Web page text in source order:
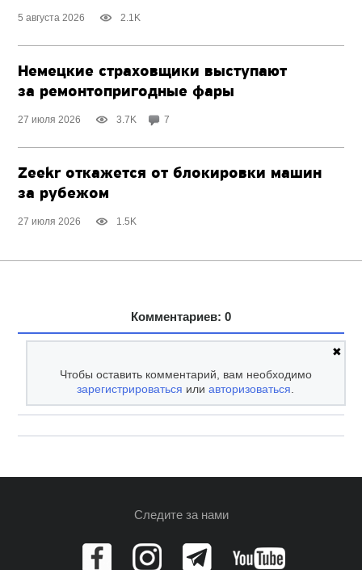
5 августа 2026 2.1K
Немецкие страховщики выступают
за ремонтопригодные фары
27 июля 2026 3.7K 7
Zeekr откажется от блокировки машин
за рубежом
27 июля 2026 1.5K
Комментариев: 0
✖
Чтобы оставить комментарий, вам необходимо
зарегистрироваться илиавторизоваться.
Следите за нами